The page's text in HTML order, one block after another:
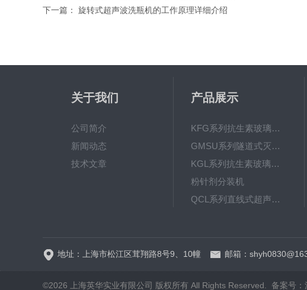
下一篇： 旋转式超声波洗瓶机的工作原理详细介绍
关于我们
公司简介
新闻动态
技术文章
产品展示
KFG系列抗生素玻璃瓶螺杆分装机
GMSU系列隧道式灭菌干燥机
KGL系列抗生素玻璃瓶轧盖机
粉针剂分装机
QCL系列直线式超声波洗瓶机
地址：上海市松江区茸翔路8号9、10幢 邮箱：
©2026 上海英华实业有限公司 版权所有 All Rights Reserved. 备案号：